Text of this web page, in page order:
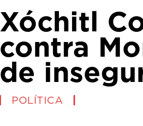
Xóchitl
contra
de
POLÍTICA